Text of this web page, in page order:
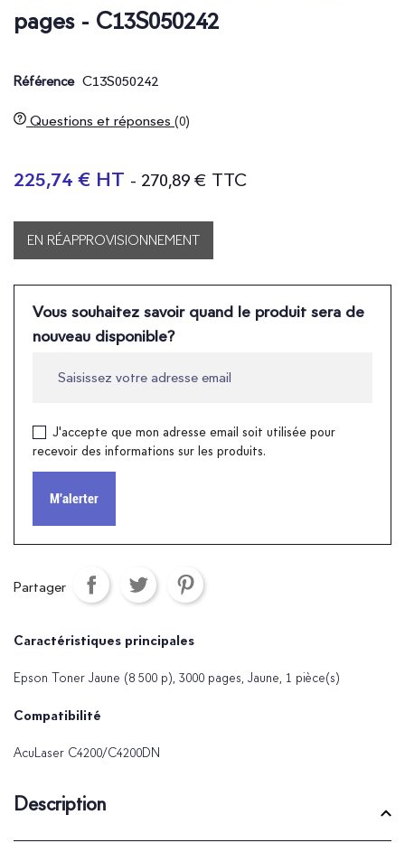
pages - C13S050242
Référence C13S050242
Questions et réponses (0)
225,74 € HT - 270,89 € TTC
EN RÉAPPROVISIONNEMENT
Vous souhaitez savoir quand le produit sera de
nouveau disponible?
J'accepte que mon adresse email soit utilisée pour
recevoir des informations sur les produits.
M'alerter
Partager
Caractéristiques principales
Epson Toner Jaune (8 500 p), 3000 pages, Jaune, 1 pièce(s)
Compatibilité
AcuLaser C4200/C4200DN
Description